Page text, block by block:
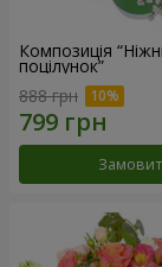
Композиція
поцілунок”
888 грн